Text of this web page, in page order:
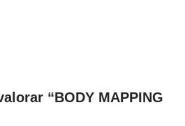
“BODY MAPPING